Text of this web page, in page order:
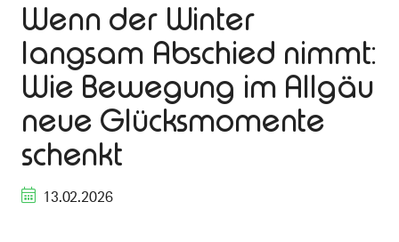
Wenn der Winter
langsam Abschied nimmt:
Wie Bewegung im Allgäu
neue Glücksmomente
schenkt
13.02.2026